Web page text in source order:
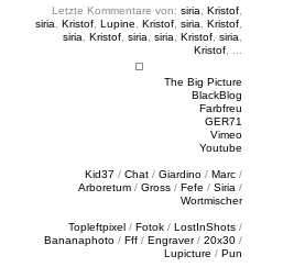
Letzte Kommentare von: siria Kristof
siria
Kristof Lupine Kristof siria Kristof
siria
Kristof siria siria Kristof siria
Kristof
The Big Picture
BlackBlog
Farbfreu
GER71
Vimeo
Youtube
Kid37 / Chat / Giardino / Marc /
Arboretum / Gross / Fefe / Siria /
Wortmischer
Topleftpixel / Fotok / LostInShots /
Bananaphoto / Fff / Engraver/ 20x30 /
Lupicture / Pun